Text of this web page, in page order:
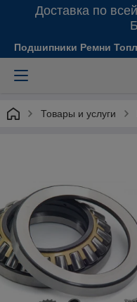
Доставка по
Подшипники Ремни
Товары и услуги